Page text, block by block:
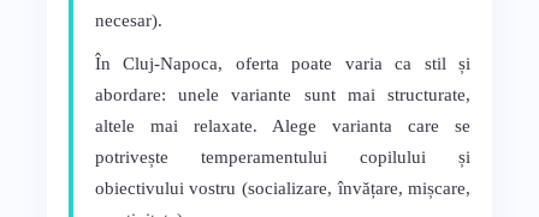
necesar).
În Cluj-Napoca, oferta poate varia ca stil și
abordare: unele variante sunt mai structurate,
altele mai relaxate. Alege varianta care se
potrivește temperamentului copilului și
obiectivului vostru (socializare, învățare, mișcare,